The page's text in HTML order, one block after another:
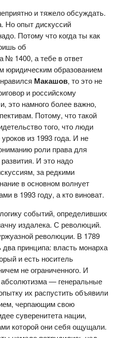
и тяжело обсуждать.
Но опыт дискуссий
Потому что когда ты как
об
№ 1400, а тебе в ответ
юридическим образованием
Макашов, то это не
и российскому
это намного более важно,
Потому, что такой
того, что люди
из 1993 года. И не
роли права для
И это надо
за редкими
в основном волнует
в 1993 году, а кто виноват.
событий, определивших
издалека. С революций.
революции. В 1789
два принципа: власть монарха
и есть носитель
не ограниченного. И
абсолютизма — генеральные
их распустить объявили
черпающим свою
суверенитета нации,
которой они себя ощущали.